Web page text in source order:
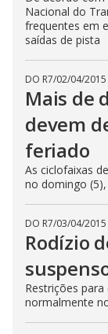
Nacional do
frequentes em
saídas de pista
DO R7/02/04/2015
Mais de
devem
feriado
As ciclofaixas
no domingo
DO R7/03/04/2015
Rodízio
Restrições
normalmente